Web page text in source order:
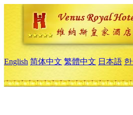
English 简体中文 繁體中文 日本語